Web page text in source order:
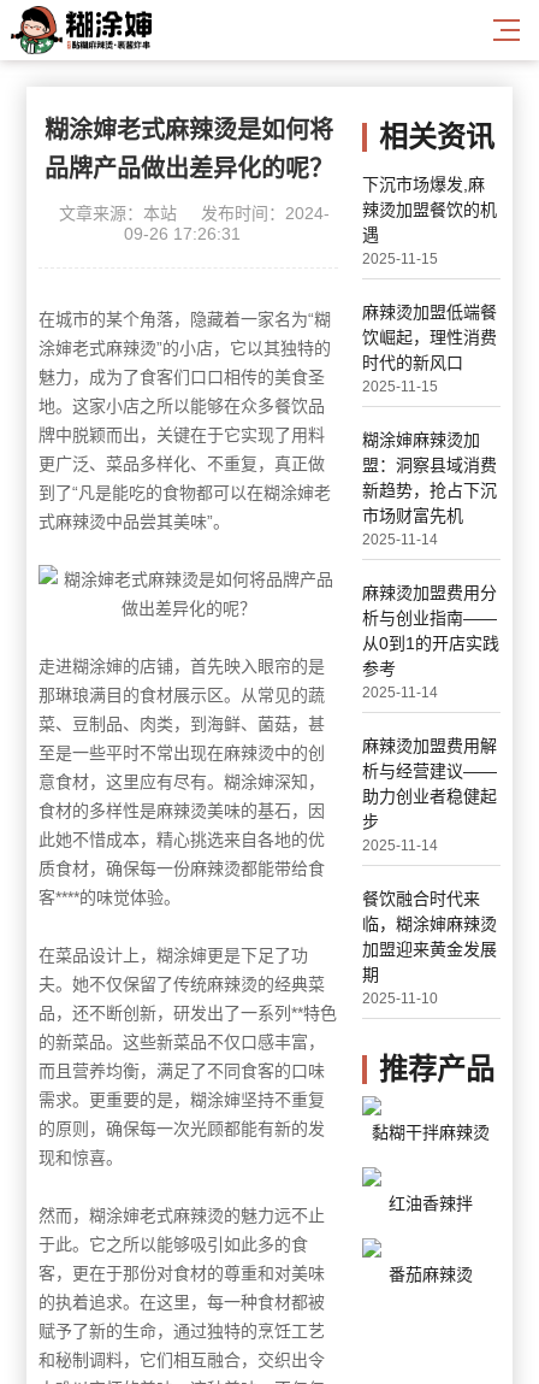
糊涂婶老式麻辣烫是如何将
品牌产品做出差异化的呢？
文章来源：本站
发布时间：2024-
09-26 17:26:31
在城市的某个角落，隐藏着一家名为“糊
涂婶老式麻辣烫”的小店，它以其独特的
魅力，成为了食客们口口相传的美食圣
地。这家小店之所以能够在众多餐饮品
牌中脱颖而出，关键在于它实现了用料
更广泛、菜品多样化、不重复，真正做
到了“凡是能吃的食物都可以在糊涂婶老
式麻辣烫中品尝其美味”。
走进糊涂婶的店铺，首先映入眼帘的是
那琳琅满目的食材展示区。从常见的蔬
菜、豆制品、肉类，到海鲜、菌菇，甚
至是一些平时不常出现在麻辣烫中的创
意食材，这里应有尽有。糊涂婶深知，
食材的多样性是麻辣烫美味的基石，因
此她不惜成本，精心挑选来自各地的优
质食材，确保每一份麻辣烫都能带给食
客****的味觉体验。
在菜品设计上，糊涂婶更是下足了功
夫。她不仅保留了传统麻辣烫的经典菜
品，还不断创新，研发出了一系列**特色
的新菜品。这些新菜品不仅口感丰富，
而且营养均衡，满足了不同食客的口味
需求。更重要的是，糊涂婶坚持不重复
的原则，确保每一次光顾都能有新的发
现和惊喜。
然而，糊涂婶老式麻辣烫的魅力远不止
于此。它之所以能够吸引如此多的食
客，更在于那份对食材的尊重和对美味
的执着追求。在这里，每一种食材都被
赋予了新的生命，通过独特的烹饪工艺
和秘制调料，它们相互融合，交织出令
相关资讯
下沉市场爆发,麻
辣烫加盟餐饮的机
遇
2025-11-15
麻辣烫加盟低端餐
饮崛起，理性消费
时代的新风口
2025-11-15
糊涂婶麻辣烫加
盟：洞察县域消费
新趋势，抢占下沉
市场财富先机
2025-11-14
麻辣烫加盟费用分
析与创业指南——
从0到1的开店实践
参考
2025-11-14
麻辣烫加盟费用解
析与经营建议——
助力创业者稳健起
步
2025-11-14
餐饮融合时代来
临，糊涂婶麻辣烫
加盟迎来黄金发展
期
2025-11-10
推荐产品
黏糊干拌麻辣烫
红油香辣拌
番茄麻辣烫